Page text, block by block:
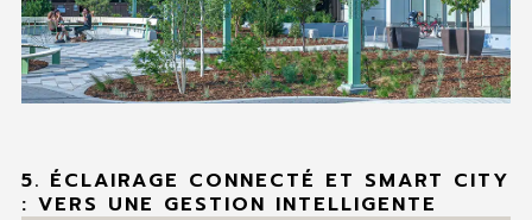
5. ÉCLAIRAGE CONNECTÉ ET SMART CITY
: VERS UNE GESTION INTELLIGENTE